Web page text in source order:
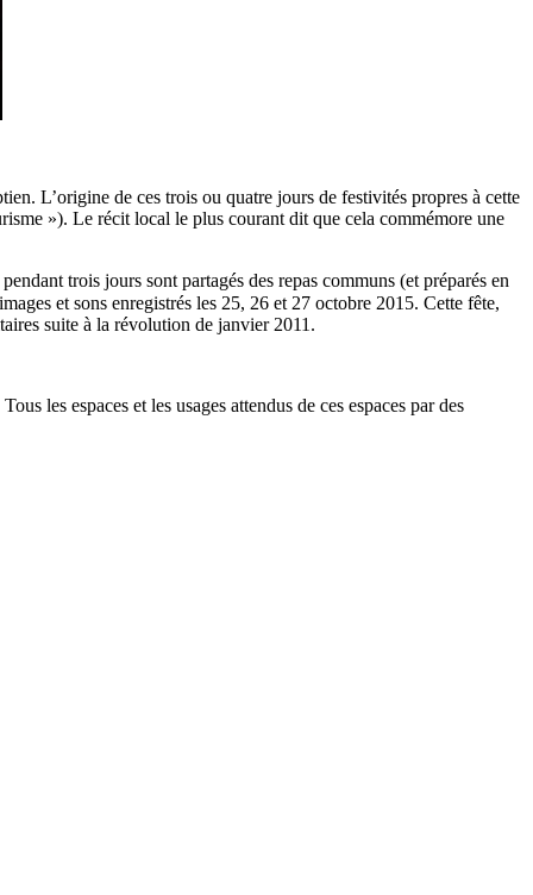
L’origine de ces trois ou quatre jours de festivités propres à cette
»). Le récit local le plus courant dit que cela commémore une
trois jours sont partagés des repas communs (et préparés en
suite à la révolution de janvier 2011.
les espaces et les usages attendus de ces espaces par des